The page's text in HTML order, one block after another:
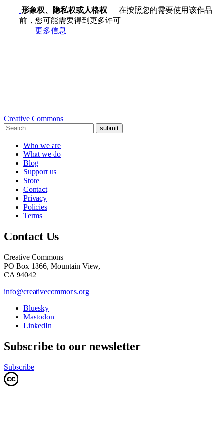
形象权、隐私权或人格权 — 在按照您的需要使用该作品
前，您可能需要得到更多许可
更多信息
Creative Commons
submit
Who we are
What we do
Blog
Support us
Store
Contact
Privacy
Policies
Terms
Contact Us
Creative Commons
PO Box 1866, Mountain View,
CA 94042
info@creativecommons.org
Bluesky
Mastodon
LinkedIn
Subscribe to our newsletter
Subscribe